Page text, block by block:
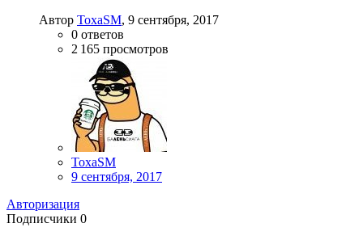
Автор ToxaSM, 9 сентября, 2017
0 ответов
2 165 просмотров
ToxaSM
9 сентября, 2017
Авторизация
Подписчики 0